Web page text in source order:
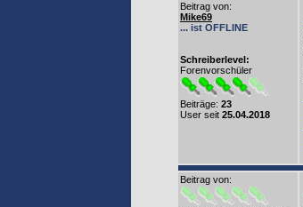
Beitrag von:
Mike69
... ist OFFLINE
Schreiberlevel:
Forenvorschüler
Beiträge: 23
User seit 25.04.2018
Beitrag von: